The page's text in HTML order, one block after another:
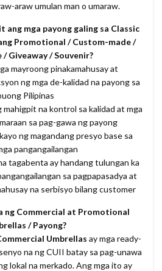
araw umulan man o umaraw.
ang mga payong galing sa Classic
Promotional / Custom-made /
Giveaway / Souvenir?
mayroong pinakamahusay at
ng mga de-kalidad na payong sa
Pilipinas
mahigpit na kontrol sa kalidad at mga
sa pag-gawa ng payong
ng magandang presyo base sa
pangangailangan
tagabenta ay handang tulungan ka
sa pagpapasadya at
na serbisyo bilang customer
ng Commercial at Promotional
/ Payong?
Umbrellas ay mga ready-
na ng CUII batay sa pag-unawa
lokal na merkado. Ang mga ito ay